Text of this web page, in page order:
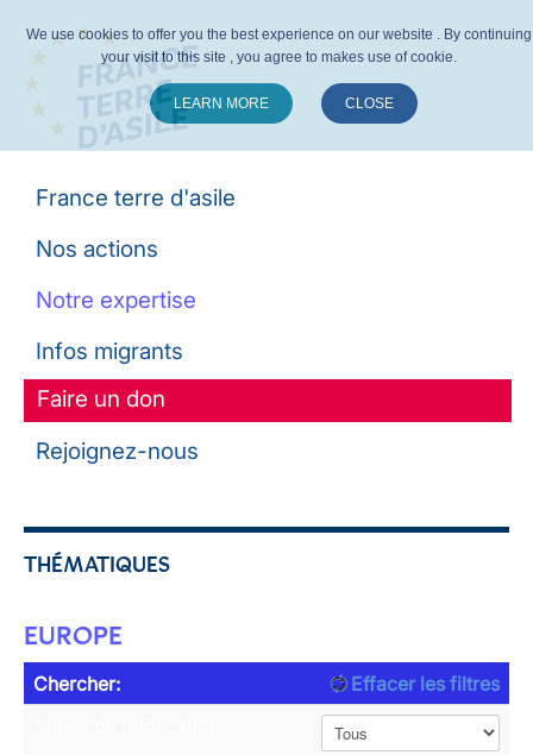
France terre d'asile
Nos actions
Notre expertise
Infos migrants
Faire un don
Rejoignez-nous
THÉMATIQUES
EUROPE
Chercher:
Effacer les filtres
We use cookies to offer you the best experience on our website . By continuing
your visit to this site , you agree to makes use of cookie.
LEARN MORE CLOSE